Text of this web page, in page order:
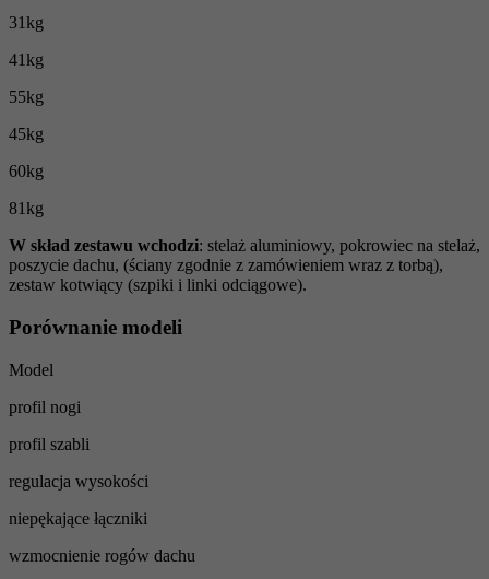
31kg
41kg
55kg
45kg
60kg
81kg
W skład zestawu wchodzi: stelaż aluminiowy, pokrowiec na stelaż,
poszycie dachu, (ściany zgodnie z zamówieniem wraz z torbą),
zestaw kotwiący (szpiki i linki odciągowe).
Porównanie modeli
Model
profil nogi
profil szabli
regulacja wysokości
niepękające łączniki
wzmocnienie rogów dachu